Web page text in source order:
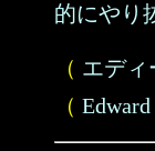
的にやり
（ エディ
（